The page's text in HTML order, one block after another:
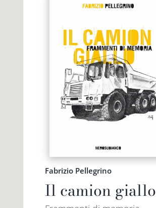
Fabrizio Pellegrino
Il camion giallo